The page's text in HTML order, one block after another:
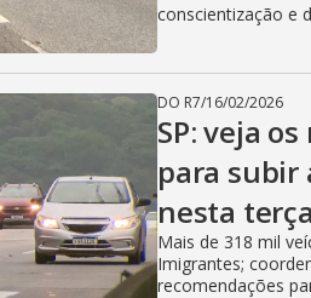
conscientização e
DO R7/16/02/2026
SP: veja
para subir
nesta
Mais de 318 mil
Imigrantes;
recomendações